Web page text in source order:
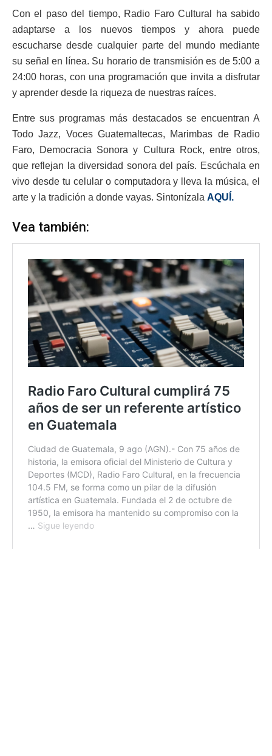
Con el paso del tiempo, Radio Faro Cultural ha sabido
adaptarse a los nuevos tiempos y ahora puede
escucharse desde cualquier parte del mundo mediante
su señal en línea. Su horario de transmisión es de 5:00 a
24:00 horas, con una programación que invita a disfrutar
y aprender desde la riqueza de nuestras raíces.
Entre sus programas más destacados se encuentran A
Todo Jazz, Voces Guatemaltecas, Marimbas de Radio
Faro, Democracia Sonora y Cultura Rock, entre otros,
que reflejan la diversidad sonora del país. Escúchala en
vivo desde tu celular o computadora y lleva la música, el
arte y la tradición a donde vayas. Sintonízala AQUÍ.
Vea también: